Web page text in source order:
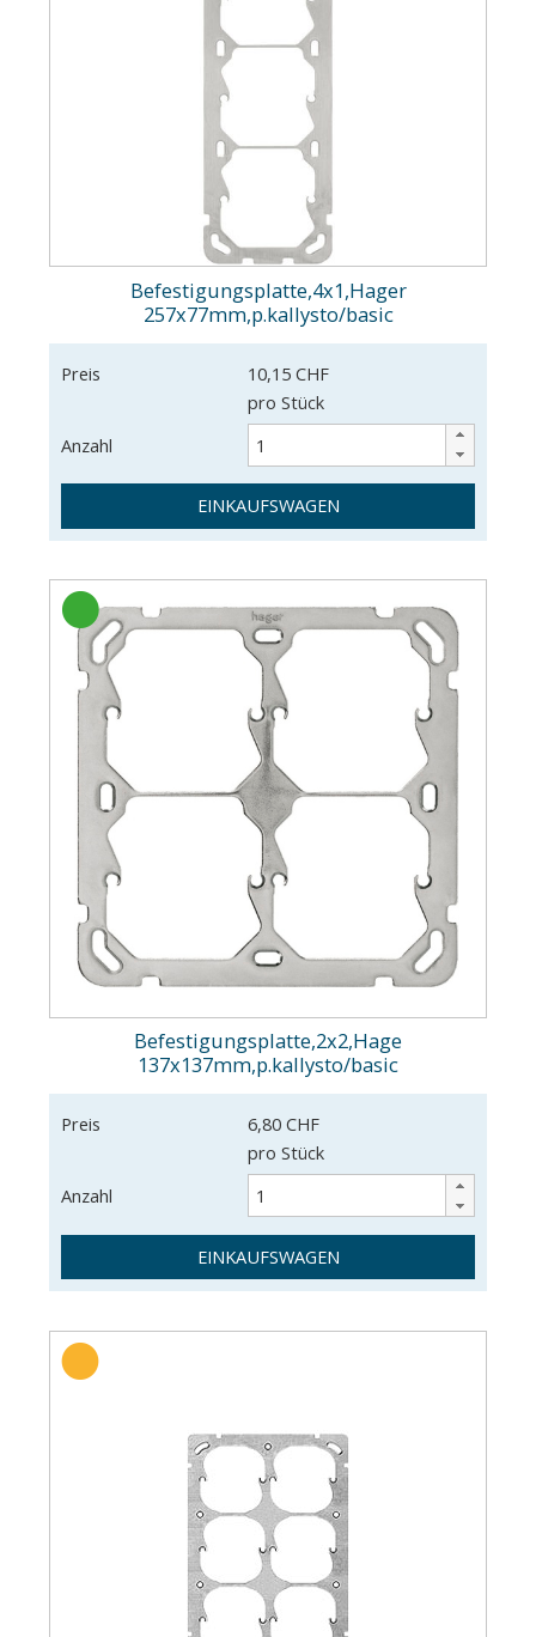
Befestigungsplatte,4x1,Hager
257x77mm,p.kallysto/basic
Preis
10,15 CHF
pro Stück
Anzahl
EINKAUFSWAGEN
Befestigungsplatte,2x2,Hage
137x137mm,p.kallysto/basic
Preis
6,80 CHF
pro Stück
Anzahl
EINKAUFSWAGEN